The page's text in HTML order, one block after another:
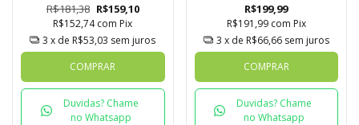
R$181,38 R$159,10
R$152,74com Pix
3 x de R$53,03 sem juros
COMPRAR
Duvidas? Chame
no Whatsapp
R$199,99
R$191,99 com Pix
3 x de R$66,66 sem juros
COMPRAR
Duvidas? Chame
no Whatsapp